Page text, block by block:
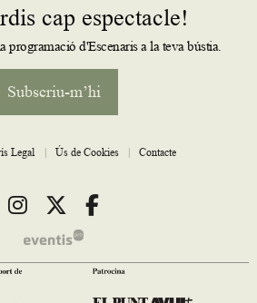
cap espectacle!
programació d'Escenaris a la teva bústia.
Subscriu-m’hi
Legal | Ús de Cookies | Contacte
Link a instagram
Link a twitter
Link a facebook